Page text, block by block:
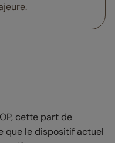
cette part de
que le dispositif actuel